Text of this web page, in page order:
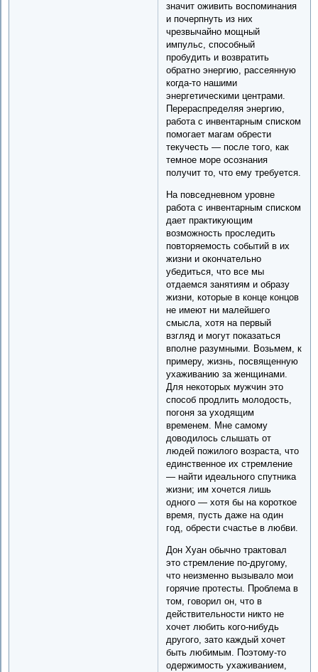
значит оживить воспоминания
и почерпнуть из них
чрезвычайно мощный
импульс, способный
пробудить и возвратить
обратно энергию, рассеянную
когда-то нашими
энергетическими центрами.
Перераспределяя энергию,
работа с инвентарным списком
помогает магам обрести
текучесть — после того, как
темное море осознания
получит то, что ему требуется.
На повседневном уровне
работа с инвентарным списком
дает практикующим
возможность проследить
повторяемость событий в их
жизни и окончательно
убедиться, что все мы
отдаемся занятиям и образу
жизни, которые в конце концов
не имеют ни малейшего
смысла, хотя на первый
взгляд и могут показаться
вполне разумными. Возьмем, к
примеру, жизнь, посвященную
ухаживанию за женщинами.
Для некоторых мужчин это
способ продлить молодость,
погоня за уходящим
временем. Мне самому
доводилось слышать от
людей пожилого возраста, что
единственное их стремление
— найти идеального спутника
жизни; им хочется лишь
одного — хотя бы на короткое
время, пусть даже на один
год, обрести счастье в любви.
Дон Хуан обычно трактовал
это стремление по-другому,
что неизменно вызывало мои
горячие протесты. Проблема в
том, говорил он, что в
действительности никто не
хочет любить кого-нибудь
другого, зато каждый хочет
быть любимым. Поэтому-то
одержимость ухаживанием,